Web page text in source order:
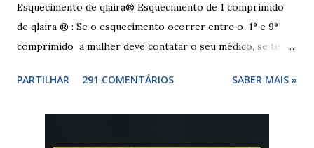
Esquecimento de qlaira® Esquecimento de 1 comprimido
de qlaira ® : Se o esquecimento ocorrer entre o 1° e 9°
comprimido a mulher deve contatar o seu médico, se teve
comprimido(s) esquecidos, continuar a tomar os restantes
esquecimento. Se o esquecimento ocorrer entre o 10° e o
PARTILHAR 291 COMENTÁRIOS SABER MAIS »